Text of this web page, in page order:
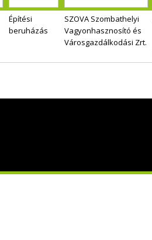
Építési
beruházás
SZOVA Szombathelyi
Vagyonhasznosító és
Városgazdálkodási Zrt.